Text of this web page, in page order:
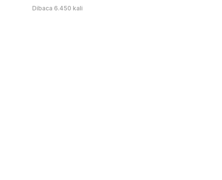
Dibaca 6.450 kali